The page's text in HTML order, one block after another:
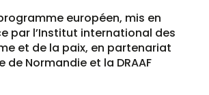
européen, mis en
par l’Institut international des
et de la paix, en partenariat
de Normandie et la DRAAF